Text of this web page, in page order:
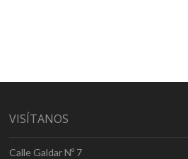
VISÍTANOS
Calle Galdar Nº 7